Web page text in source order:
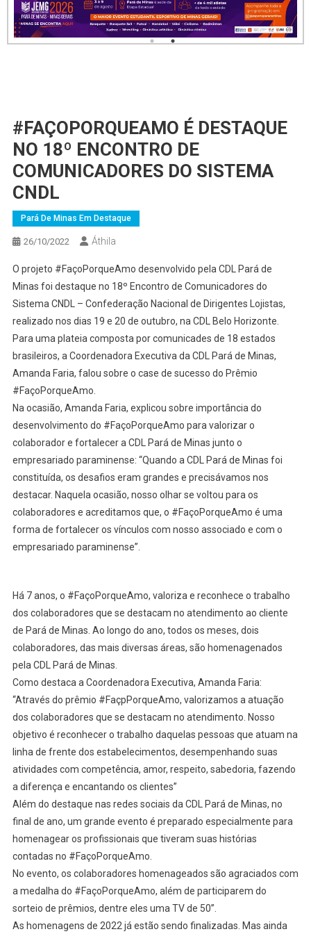
#FAÇOPORQUEAMO É DESTAQUE
NO 18º ENCONTRO DE
COMUNICADORES DO SISTEMA
CNDL
Pará De Minas Em Destaque
26/10/2022 Áthila
O projeto #FaçoPorqueAmo desenvolvido pela CDL Pará de
Minas foi destaque no 18º Encontro de Comunicadores do
Sistema CNDL – Confederação Nacional de Dirigentes Lojistas,
realizado nos dias 19 e 20 de outubro, na CDL Belo Horizonte.
Para uma plateia composta por comunicades de 18 estados
brasileiros, a Coordenadora Executiva da CDL Pará de Minas,
Amanda Faria, falou sobre o case de sucesso do Prêmio
#FaçoPorqueAmo.
Na ocasião, Amanda Faria, explicou sobre importância do
desenvolvimento do #FaçoPorqueAmo para valorizar o
colaborador e fortalecer a CDL Pará de Minas junto o
empresariado paraminense: “Quando a CDL Pará de Minas foi
constituída, os desafios eram grandes e precisávamos nos
destacar. Naquela ocasião, nosso olhar se voltou para os
colaboradores e acreditamos que, o #FaçoPorqueAmo é uma
forma de fortalecer os vínculos com nosso associado e com o
empresariado paraminense”.
Há 7 anos, o #FaçoPorqueAmo, valoriza e reconhece o trabalho
dos colaboradores que se destacam no atendimento ao cliente
de Pará de Minas. Ao longo do ano, todos os meses, dois
colaboradores, das mais diversas áreas, são homenagenados
pela CDL Pará de Minas.
Como destaca a Coordenadora Executiva, Amanda Faria:
“Através do prêmio #FaçpPorqueAmo, valorizamos a atuação
dos colaboradores que se destacam no atendimento. Nosso
objetivo é reconhecer o trabalho daquelas pessoas que atuam na
linha de frente dos estabelecimentos, desempenhando suas
atividades com competência, amor, respeito, sabedoria, fazendo
a diferença e encantando os clientes”
Além do destaque nas redes sociais da CDL Pará de Minas, no
final de ano, um grande evento é preparado especialmente para
homenagear os profissionais que tiveram suas histórias
contadas no #FaçoPorqueAmo.
No evento, os colaboradores homenageados são agraciados com
a medalha do #FaçoPorqueAmo, além de participarem do
sorteio de prêmios, dentre eles uma TV de 50”.
As homenagens de 2022 já estão sendo finalizadas. Mas ainda